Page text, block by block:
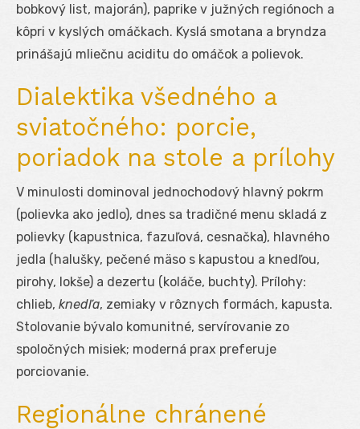
bobkový list, majorán), paprike v južných regiónoch a
kôpri v kyslých omáčkach. Kyslá smotana a bryndza
prinášajú mliečnu aciditu do omáčok a polievok.
Dialektika všedného a
sviatočného: porcie,
poriadok na stole a prílohy
V minulosti dominoval jednochodový hlavný pokrm
(polievka ako jedlo), dnes sa tradičné menu skladá z
polievky (kapustnica, fazuľová, cesnačka), hlavného
jedla (halušky, pečené mäso s kapustou a knedľou,
pirohy, lokše) a dezertu (koláče, buchty). Prílohy:
chlieb, knedľa, zemiaky v rôznych formách, kapusta.
Stolovanie bývalo komunitné, servírovanie zo
spoločných misiek; moderná prax preferuje
porciovanie.
Regionálne chránené